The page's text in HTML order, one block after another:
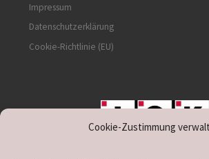
Cookie-Zustimmung
Impressum
Datenschutzerklärung
Cookie-Richtlinie (EU)